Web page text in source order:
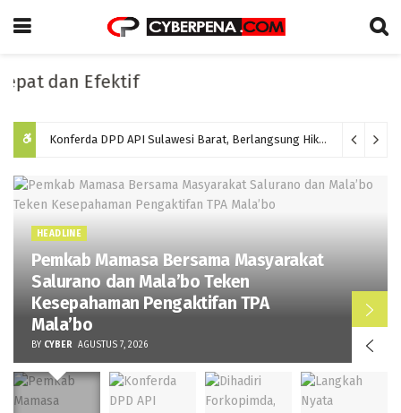
dan Efektif
Konferda DPD API Sulawesi Barat, Berlangsung Hikmat dan Memilih Ketua Baru Periode 2026-2031
HEADLINE
Pemkab Mamasa Bersama Masyarakat
Salurano dan Mala’bo Teken
Kesepahaman Pengaktifan TPA
Mala’bo
BY CYBER AGUSTUS 7, 2026